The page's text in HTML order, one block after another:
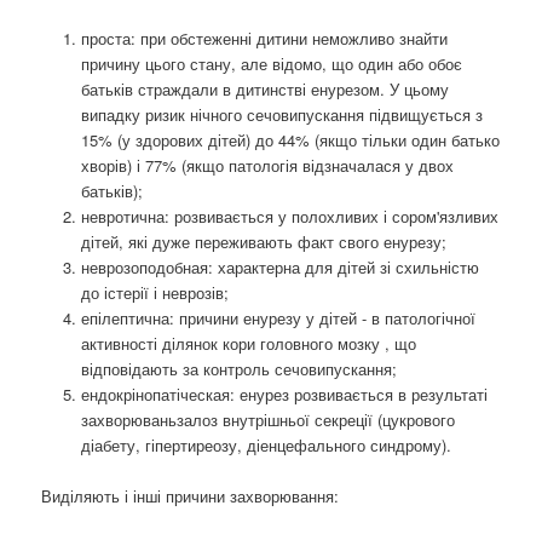
проста: при обстеженні дитини неможливо знайти
причину цього стану, але відомо, що один або обоє
батьків страждали в дитинстві енурезом. У цьому
випадку ризик нічного сечовипускання підвищується з
15% (у здорових дітей) до 44% (якщо тільки один батько
хворів) і 77% (якщо патологія відзначалася у двох
батьків);
невротична: розвивається у полохливих і сором'язливих
дітей, які дуже переживають факт свого енурезу;
неврозоподобная: характерна для дітей зі схильністю
до істерії і неврозів;
епілептична: причини енурезу у дітей - в патологічної
активності ділянок кори головного мозку , що
відповідають за контроль сечовипускання;
ендокрінопатіческая: енурез розвивається в результаті
захворюваньзалоз внутрішньої секреції (цукрового
діабету, гіпертиреозу, діенцефального синдрому).
Виділяють і інші причини захворювання: